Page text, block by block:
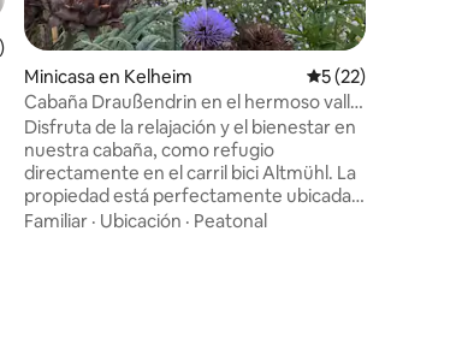
promedio: 4.91 de 5, 11 reseñas
Minicasa en Kelheim Calificación
5 (22)
Cabaña Draußendrin en el hermoso valle
de Altmühl
Disfruta de la relajación y el bienestar en
nuestra cabaña, como refugio
directamente en el carril bici Altmühl. La
propiedad está perfectamente ubicada
para ir en bicicleta y caminar. Tanto la
Familiar · Ubicación · Peatonal